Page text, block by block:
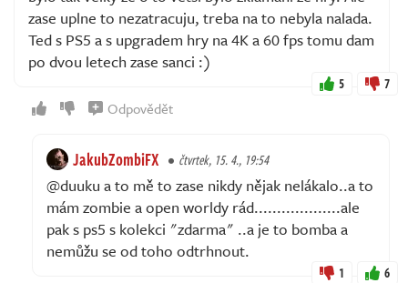
zase uplne to nezatracuju, treba na to nebyla nalada.
Ted s PS5 a s upgradem hry na 4K a 60 fps tomu dam
po dvou letech zase sanci :)
5 7
Odpovědět
JakubZombiFX čtvrtek, 15. 4., 19:54
@duuku a to mě to zase nikdy nějak nelákalo..a to
mám zombie a open worldy rád...................ale
pak s ps5 s kolekci "zdarma" ..a je to bomba a
nemůžu se od toho odtrhnout.
1 6